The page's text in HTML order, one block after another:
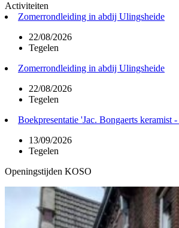
Activiteiten
Zomerrondleiding in abdij Ulingsheide
22/08/2026
Tegelen
Zomerrondleiding in abdij Ulingsheide
22/08/2026
Tegelen
Boekpresentatie 'Jac. Bongaerts keramist
13/09/2026
Tegelen
Openingstijden KOSO